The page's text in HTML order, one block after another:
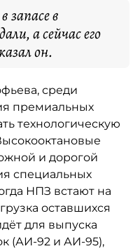
запасе в
а сейчас его
он.
среди
премиальных
технологическую
и дорогой
специальных
НПЗ встают на
оставшихся
для выпуска
(АИ-92 и АИ-95),